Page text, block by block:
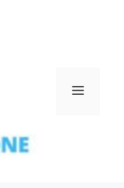
Menu